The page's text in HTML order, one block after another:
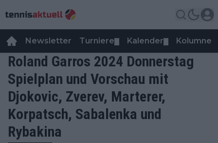
Newsletter Turniere Kalender Kolumnen
Roland Garros 2024 Donnerstag
Spielplan und Vorschau mit
Djokovic, Zverev, Marterer,
Korpatsch, Sabalenka und
Rybakina